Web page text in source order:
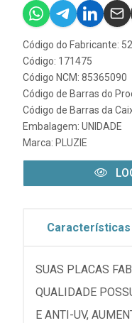
Código do Fabricante:
Código: 171475
Código NCM: 85365090
Código de Barras do
Código de Barras da
Embalagem: UNIDADE
Marca: PLUZIE
Características
SUAS PLACAS
QUALIDADE
E ANTI-UV,